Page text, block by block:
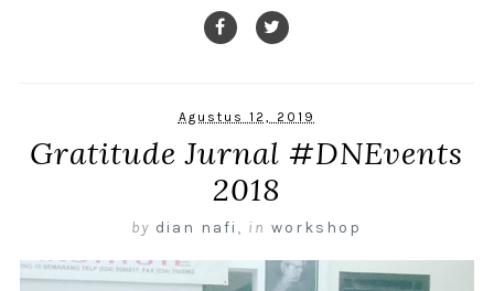
Agustus 12, 2019
Gratitude Jurnal #DNEvents
2018
by dian nafi , in workshop